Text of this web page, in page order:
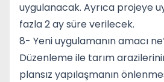
uygulanacak. Ayrıca projeye
fazla 2 ay süre verilecek.
8- Yeni uygulamanın amacı
Düzenleme ile tarım
plansız yapılaşmanın